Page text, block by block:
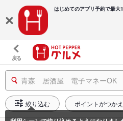
はじめてのアプリ予約で最大
戻る
青森 居酒屋 電子マネーOK
絞り込む ポイントがつか